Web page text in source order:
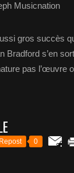
Musicnation
gros succès
Bradford s’en
pas l’œuvre
Repost 0